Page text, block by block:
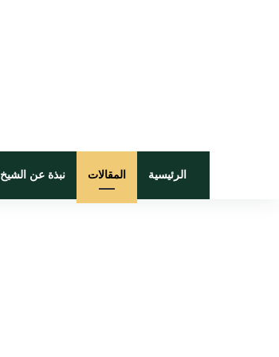
الرئيسية المقالات نبذة عن الشيخ